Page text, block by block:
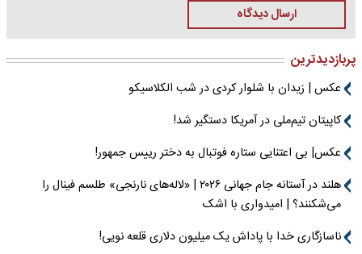
ارسال دیدگاه
پربازدیدترین
عکس | زیدان با شلوار کردی در شب الکلاسیکو
کاپیتان تیم‌ملی در آمریکا دستگیر شد!
عکس| بی اعتنایی ستاره فوتبال به دختر رییس جمهور!
هلند در آستانه جام جهانی ۲۰۲۶ | «لاله‌های نارنجی» طلسم فینال را
می‌شکنند؟ | امیدواری با اشک
ناسازگاری خدا با پاداش یک میلیون دلاری قلعه نویی!